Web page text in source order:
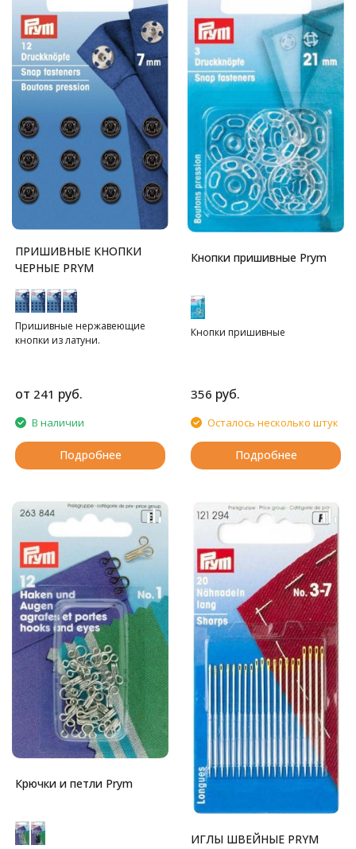
ПРИШИВНЫЕ КНОПКИ
ЧЕРНЫЕ PRYM
Пришивные нержавеющие
кнопки из латуни.
от 241 руб.
В наличии
Подробнее
Кнопки пришивные Prym
Кнопки пришивные
356 руб.
Осталось несколько штук
Подробнее
Крючки и петли Prym
ИГЛЫ ШВЕЙНЫЕ PRYM